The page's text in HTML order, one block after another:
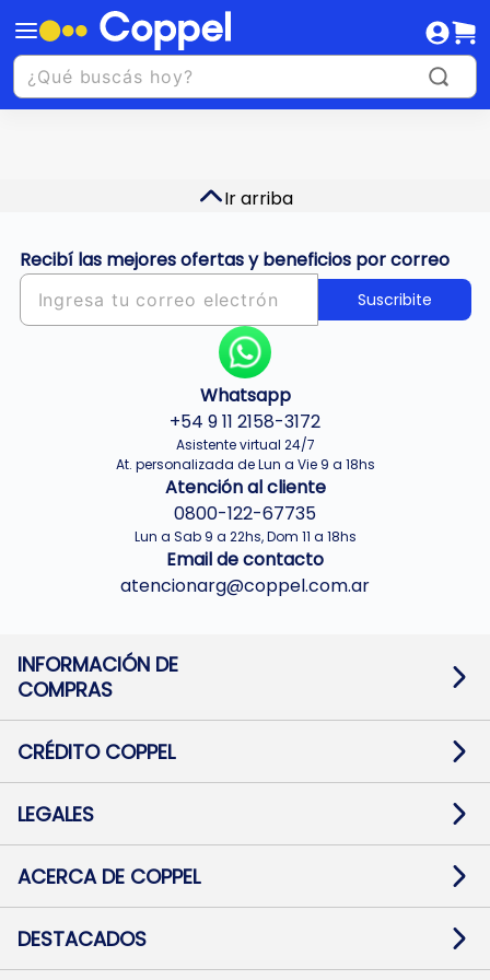
Ir arriba
Recibí las mejores ofertas y beneficios por correo
Suscribite
Whatsapp
+54 9 11 2158-3172
Asistente virtual 24/7
At. personalizada de Lun a Vie 9 a 18hs
Atención al cliente
0800-122-67735
Lun a Sab 9 a 22hs, Dom 11 a 18hs
Email de contacto
atencionarg@coppel.com.ar
INFORMACIÓN DE
COMPRAS
Términos y condiciones
Botón de arrepentimiento
Mapa de sitio
CRÉDITO COPPEL
Solicitar Crédito
Medios de Pago
Pago Fácil Online
LEGALES
Baja contratos
Defensa al consumidor CABA
ACERCA DE COPPEL
Trabajá con Nosotros
Preguntas Frecuentes
DESTACADOS